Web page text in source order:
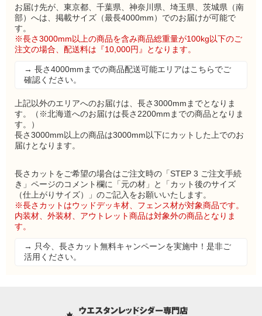
お届け先が、東京都、千葉県、神奈川県、埼玉県、茨城県（南
部）へは、掲載サイズ（最長4000mm）でのお届けが可能で
す。
※長さ3000mm以上の商品を含み商品総重量が100kg以下のご
注文の場合、配送料は『10,000円』となります。
→ 長さ4000mmまでの商品配送可能エリアはこちらでご
確認ください。
上記以外のエリアへのお届けは、長さ3000mmまでとなりま
す。（※北海道へのお届けは長さ2200mmまでの商品となりま
す。）
長さ3000mm以上の商品は3000mm以下にカットした上でのお
届けとなります。
長さカットをご希望の場合はご注文時の「STEP 3 ご注文手続
き」ページのコメント欄に「元の材」と「カット後のサイズ
（仕上がりサイズ）」のご記入をお願いいたします。
※長さカットはウッドデッキ材、フェンス材が対象商品です。
内装材、外装材、アウトレット商品は対象外の商品となりま
す。
→ 只今、長さカット無料キャンペーンを実施中！是非ご
活用ください。